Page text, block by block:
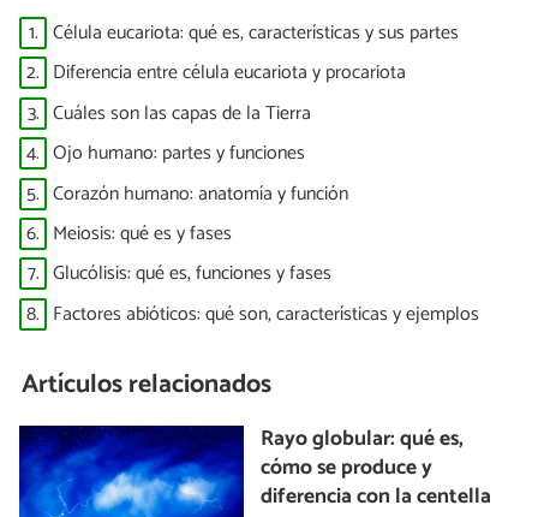
1. Célula eucariota: qué es, características y sus partes
2. Diferencia entre célula eucariota y procariota
3. Cuáles son las capas de la Tierra
4. Ojo humano: partes y funciones
5. Corazón humano: anatomía y función
6. Meiosis: qué es y fases
7. Glucólisis: qué es, funciones y fases
8. Factores abióticos: qué son, características y ejemplos
Artículos relacionados
Rayo globular: qué es,
cómo se produce y
diferencia con la centella